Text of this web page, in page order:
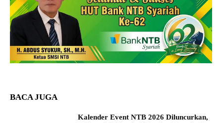
BACA JUGA
Kalender Event NTB 2026 Diluncurkan,